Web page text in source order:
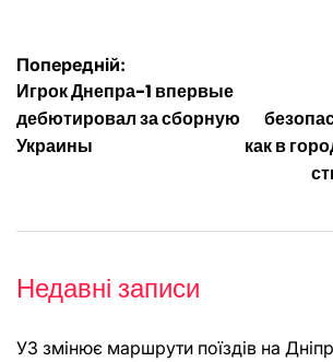
Навігація
записів
Попередній:
Игрок Днепра-1 впервые
дебютировал за сборную
Украины
как в
Недавні записи
УЗ змінює маршрути поїздів на